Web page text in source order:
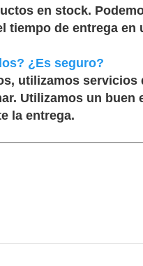
en stock.
de entrega en
¿Es seguro?
utilizamos servicios
Utilizamos un
la entrega.